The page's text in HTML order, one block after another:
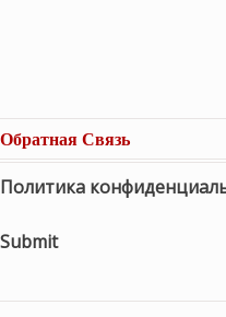
Обратная Связь
Политика
Submit